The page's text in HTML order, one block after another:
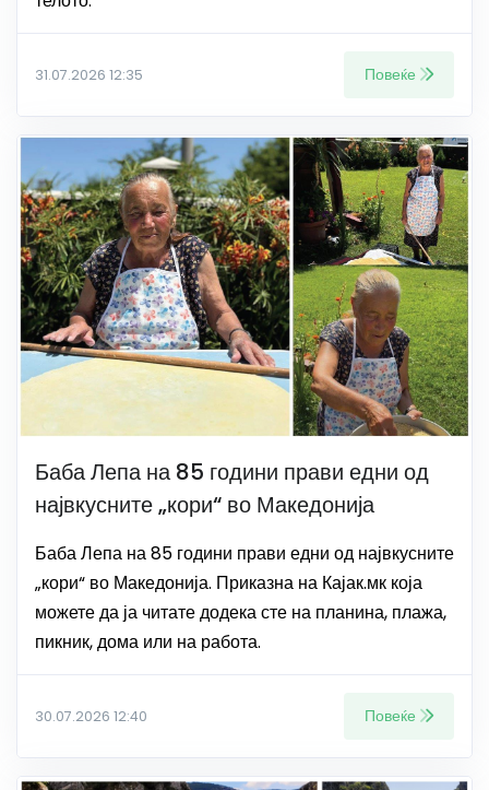
31.07.2026 12:35 Повеќе
Баба Лепа на 85 години прави едни од
највкусните „кори“ во Македонија
Баба Лепа на 85 години прави едни од највкусните
„кори“ во Македонија. Приказна на Кајак.мк која
можете да ја читате додека сте на планина, плажа,
пикник, дома или на работа.
30.07.2026 12:40 Повеќе